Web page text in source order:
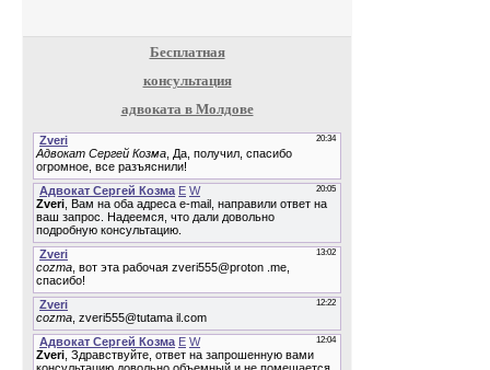
Бесплатная
консультация
адвоката в Молдове